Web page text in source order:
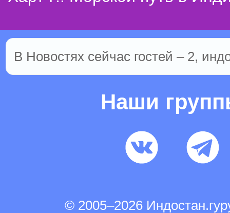
В Новостях сейчас гостей – 2,
Наши
© 2005–2026